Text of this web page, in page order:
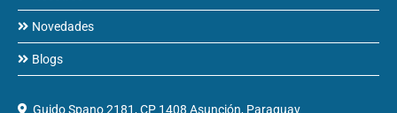
Novedades
Blogs
Guido Spano 2181, CP 1408 Asunción, Paraguay